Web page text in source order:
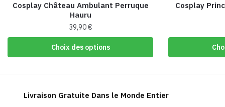
Cosplay Château Ambulant Perruque
Hauru
39,90€
Choix des options
Ce
produit
variations.
Cosplay
Livraison Gratuite Dans le Monde Entier